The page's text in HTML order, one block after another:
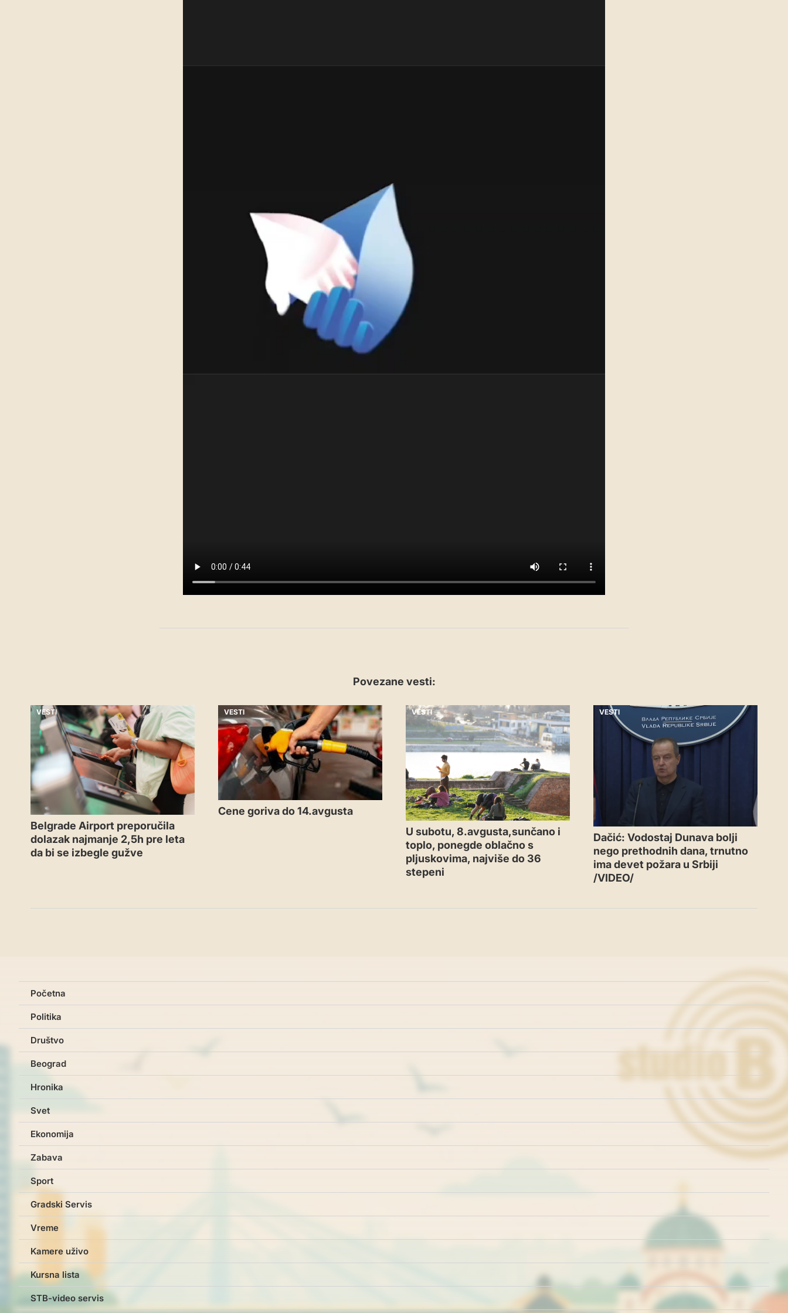
Povezane vesti:
VESTI
Belgrade Airport preporučila
dolazak najmanje 2,5h pre leta
da bi se izbegle gužve
VESTI
Cene goriva do 14.avgusta
VESTI
U subotu, 8.avgusta,sunčano i
toplo, ponegde oblačno s
pljuskovima, najviše do 36
stepeni
VESTI
Dačić: Vodostaj Dunava bolji
nego prethodnih dana, trnutno
ima devet požara u Srbiji
/VIDEO/
Početna
Politika
Društvo
Beograd
Hronika
Svet
Ekonomija
Zabava
Sport
Gradski Servis
Vreme
Kamere uživo
Kursna lista
STB-video servis